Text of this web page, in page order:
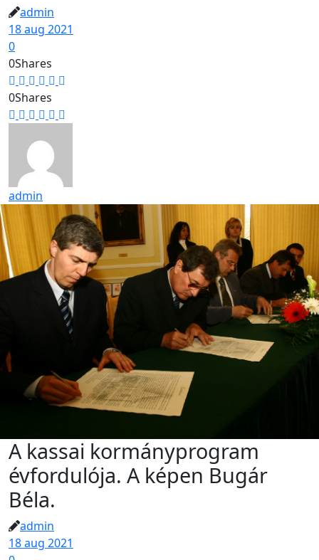
admin
18 aug 2021
0
0Shares
0Shares
admin
A kassai kormányprogram
évfordulója. A képen Bugár
Béla.
admin
18 aug 2021